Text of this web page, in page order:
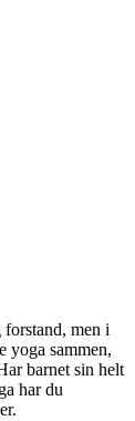
men i
yoga sammen,
barnet sin helt
har du